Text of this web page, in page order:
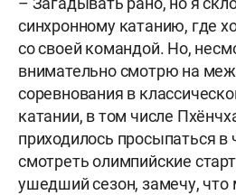
синхронному катанию, где
со своей командой. Но,
внимательно смотрю на
соревнования в
катании, в том числе
приходилось просыпаться в
смотреть олимпийские
ушедший сезон, замечу, что